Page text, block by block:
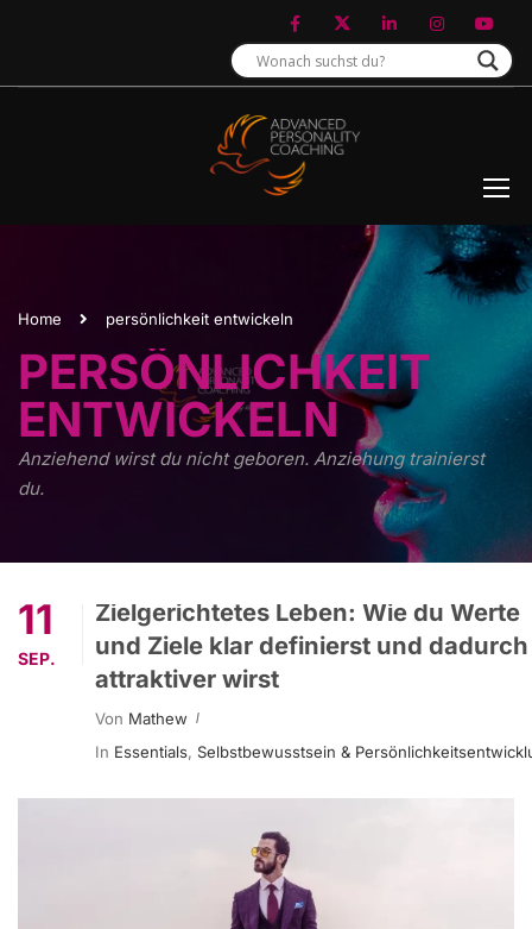
Home persönlichkeit entwickeln
PERSÖNLICHKEIT
ENTWICKELN
Anziehend wirst du nicht geboren. Anziehung trainierst
du.
11
SEP.
Zielgerichtetes Leben: Wie du Werte
und Ziele klar definierst und dadurch
attraktiver wirst
Von Mathew
In Essentials, Selbstbewusstsein &